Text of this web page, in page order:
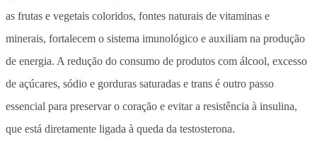
as frutas e vegetais coloridos, fontes naturais de vitaminas e
minerais, fortalecem o sistema imunológico e auxiliam na produção
de energia. A redução do consumo de produtos com álcool, excesso
de açúcares, sódio e gorduras saturadas e trans é outro passo
essencial para preservar o coração e evitar a resistência à insulina,
que está diretamente ligada à queda da testosterona.